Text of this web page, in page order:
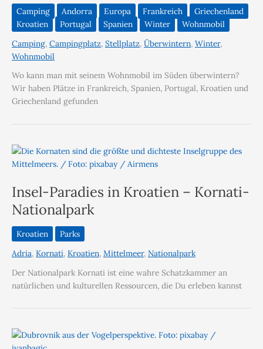
Camping Andorra Europa Frankreich
Griechenland
Kroatien
Portugal Spanien Winter
Wohnmobil
Camping, Campingplatz, Stellplatz, Überwintern, Winter,
Wohnmobil
Wo kann man mit seinem Wohnmobil im Süden überwintern?
Wir haben Plätze in Frankreich, Spanien, Portugal, Kroatien und
Griechenland gefunden
Insel-Paradies in Kroatien – Kornati-
Nationalpark
Kroatien
Parks
Adria, Kornati, Kroatien, Mittelmeer, Nationalpark
Der Nationalpark Kornati ist eine wahre Schatzkammer an
natürlichen und kulturellen Ressourcen, die Du erleben kannst